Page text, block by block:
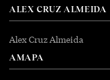
ALEX CRUZ ALMEIDA
Alex Cruz Almeida
AMAPA